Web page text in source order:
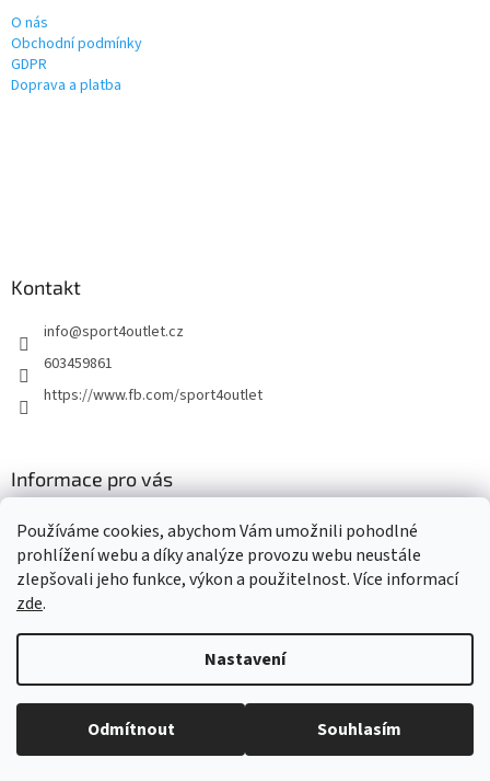
Používáme cookies, abychom Vám umožnili pohodlné
prohlížení webu a díky analýze provozu webu neustále
zlepšovali jeho funkce, výkon a použitelnost. Více informací
zde.
Nastavení
Odmítnout Souhlasím
O nás
Obchodní podmínky
GDPR
Doprava a platba
Kontakt
info@sport4outlet.cz
603459861
https://www.fb.com/sport4outlet
Informace pro vás
GDPR
Moje objednávka
Copyright 2026Sport4outlet. Všechna práva vyhrazena.Upravit